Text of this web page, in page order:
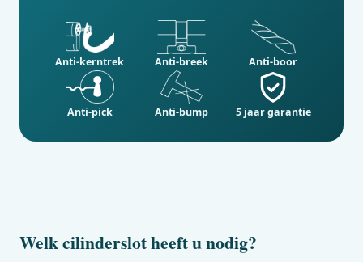
Anti-kerntrek Anti-breek Anti-boor
Anti-pick Anti-bump 5 jaar garantie
Welk cilinderslot heeft u nodig?